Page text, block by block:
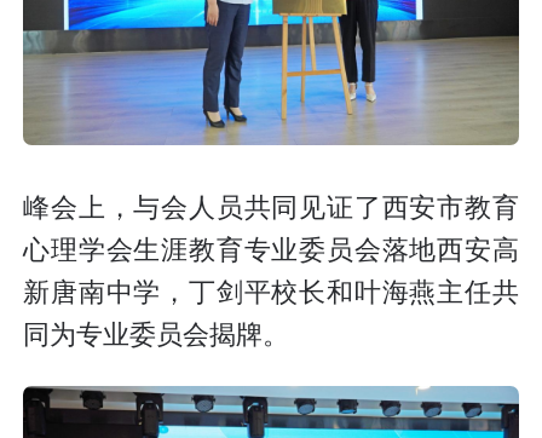
峰会上，与会人员共同见证了西安市教育
心理学会生涯教育专业委员会落地西安高
新唐南中学，丁剑平校长和叶海燕主任共
同为专业委员会揭牌。